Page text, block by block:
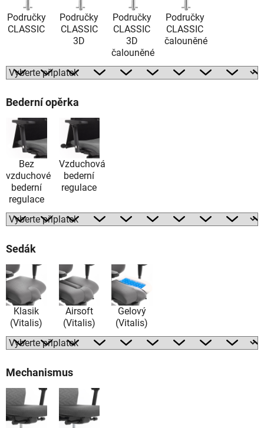
Područky
CLASSIC
Područky
CLASSIC
3D
Područky
CLASSIC
3D
čalouněné
Područky
CLASSIC
čalouněné
Bederní opěrka
Bez
vzduchové
bederní
regulace
Vzduchová
bederní
regulace
Sedák
Klasik
(Vitalis)
Airsoft
(Vitalis)
Gelový
(Vitalis)
Mechanismus